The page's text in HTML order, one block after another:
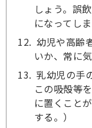
しょう。誤
になってしま
幼児や高齢
いか、常に
乳幼児の手
この吸殻等
に置くこと
する。）